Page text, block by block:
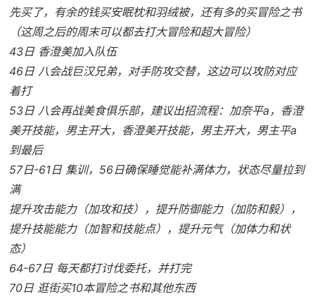
先买了，有余的钱买安眠枕和羽绒被，还有多的买冒险之书
（这周之后的周末可以都去打大冒险和超大冒险）
43日 香澄美加入队伍
46日 八会战巨汉兄弟，对手防攻交替，这边可以攻防对应
着打
53日 八会再战美食俱乐部，建议出招流程：加奈平a，香澄
美开技能，男主开大，香澄美开技能，男主开大，男主平a
到最后
57日-61日 集训，56日确保睡觉能补满体力，状态尽量拉到
满
提升攻击能力（加攻和技），提升防御能力（加防和毅），
提升技能能力（加智和技能点），提升元气（加体力和状
态）
64-67日 每天都打讨伐委托，并打完
70日 逛街买10本冒险之书和其他东西